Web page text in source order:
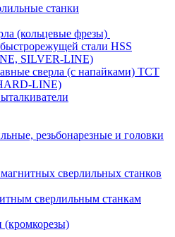
станки
(кольцевые фрезы)
стали HSS
SILVER-LINE)
сверла (с напайками) ТСТ
LINE)
резьбонарезные и головки
сверлильных станков
сверлильным станкам
(кромкорезы)